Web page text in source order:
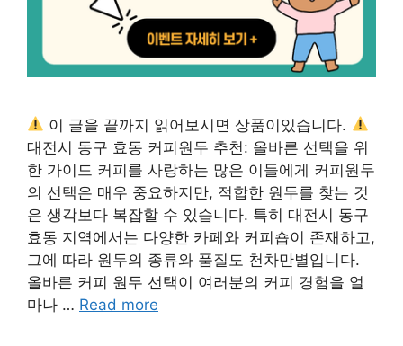
이 글을 끝까지 읽어보시면 상품이있습니다.
대전시 동구 효동 커피원두 추천: 올바른 선택을 위
한 가이드 커피를 사랑하는 많은 이들에게 커피원두
의 선택은 매우 중요하지만, 적합한 원두를 찾는 것
은 생각보다 복잡할 수 있습니다. 특히 대전시 동구
효동 지역에서는 다양한 카페와 커피숍이 존재하고,
그에 따라 원두의 종류와 품질도 천차만별입니다.
올바른 커피 원두 선택이 여러분의 커피 경험을 얼
마나 … Read more